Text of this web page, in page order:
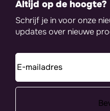
Altijd op de hoogte?
Schrijf je in voor onze
updates over nieuwe